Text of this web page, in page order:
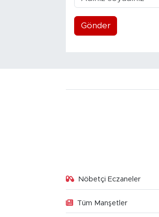
Gönder
Nöbetçi Eczaneler
Tüm Manşetler